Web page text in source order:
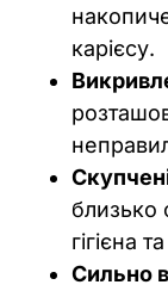
карієсу.
близько
гігієна
Сильно